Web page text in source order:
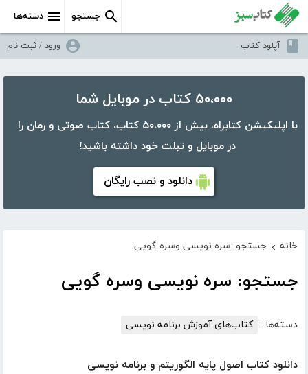
دسته‌ها جستجو
آپلود کتاب ورود / ثبت نام
۵۰،۰۰۰ کتاب در موبایل شما
با اپلیکیشن کتابراه، بیش از ۵۰،۰۰۰ کتاب، کتاب صوتی و رمان را
در موبایل و تبلت خود داشته باشید!
دانلود و نصب رایگان
خانه › جستجو: سره نویسی وسره گویی
جستجو: سره نویسی وسره گویی
دسته‌ها: کتاب‌های آموزش برنامه نویسی
دانلود کتاب اصول پایه الگوریتم و برنامه نویسی